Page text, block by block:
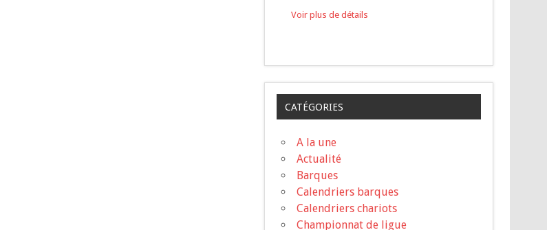
Voir plus de détails
CATÉGORIES
A la une
Actualité
Barques
Calendriers barques
Calendriers chariots
Championnat de ligue